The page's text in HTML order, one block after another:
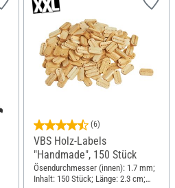
(6)
VBS Holz-Labels
"Handmade", 150 Stück
Ösendurchmesser (innen): 1.7 mm;
Inhalt: 150 Stück; Länge: 2.3 cm;